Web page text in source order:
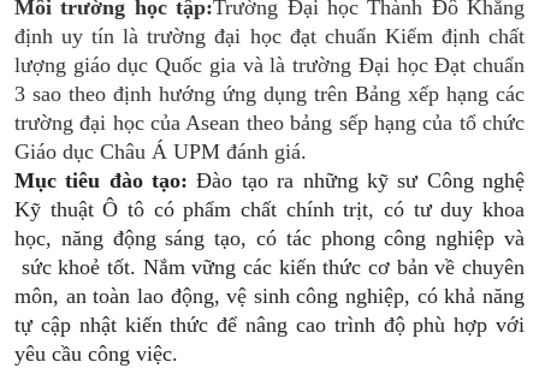
Môi trường học tập:Trường Đại học Thành Đô Khẳng
định uy tín là trường đại học đạt chuẩn Kiểm định chất
lượng giáo dục Quốc gia và là trường Đại học Đạt chuẩn
3 sao theo định hướng ứng dụng trên Bảng xếp hạng các
trường đại học của Asean theo bảng sếp hạng của tổ chức
Giáo dục Châu Á UPM đánh giá.
Mục tiêu đào tạo:Đào tạo ra những kỹ sư Công nghệ
Kỹ thuật Ô tô có phẩm chất chính trịt, có tư duy khoa
học, năng động sáng tạo, có tác phong công nghiệp và
sức khoẻ tốt. Nắm vững các kiến thức cơ bản về chuyên
môn, an toàn lao động, vệ sinh công nghiệp, có khả năng
tự cập nhật kiến thức để nâng cao trình độ phù hợp với
yêu cầu công việc.